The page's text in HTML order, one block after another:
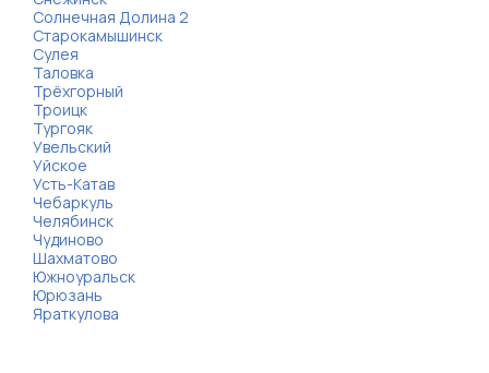
Солнечная Долина 2
Старокамышинск
Сулея
Таловка
Трёхгорный
Троицк
Тургояк
Увельский
Уйское
Усть-Катав
Чебаркуль
Челябинск
Чудиново
Шахматово
Южноуральск
Юрюзань
Яраткулова